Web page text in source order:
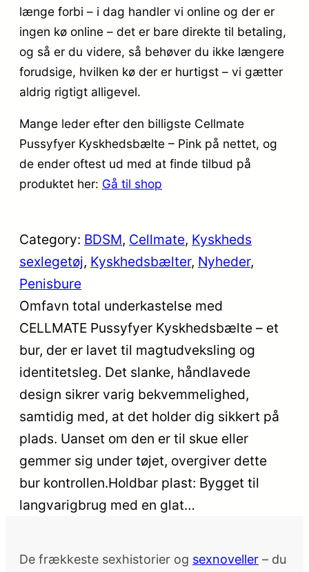
længe forbi – i dag handler vi online og der er
ingen kø online – det er bare direkte til betaling,
og så er du videre, så behøver du ikke længere
forudsige, hvilken kø der er hurtigst – vi gætter
aldrig rigtigt alligevel.
Mange leder efter den billigste Cellmate
Pussyfyer Kyskhedsbælte – Pink på nettet, og
de ender oftest ud med at finde tilbud på
produktet her: Gå til shop
Category: BDSM, Cellmate, Kyskheds
sexlegetøj, Kyskhedsbælter, Nyheder
Penisbure
Omfavn total underkastelse med
CELLMATE Pussyfyer Kyskhedsbælte – et
bur, der er lavet til magtudveksling og
identitetsleg. Det slanke, håndlavede
design sikrer varig bekvemmelighed,
samtidig med, at det holder dig sikkert på
plads. Uanset om den er til skue eller
gemmer sig under tøjet, overgiver dette
bur kontrollen.Holdbar plast: Bygget til
langvarigbrug med en glat…
De frækkeste sexhistorier og sexnoveller – du